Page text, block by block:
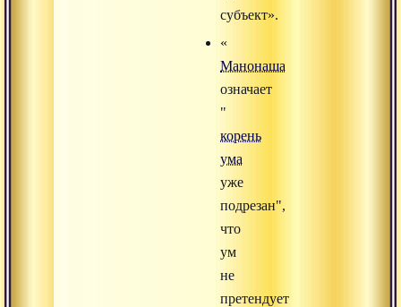
субъект».
«
Манонаша
означает
"
корень
ума
уже
подрезан",
что
ум
не
претендует